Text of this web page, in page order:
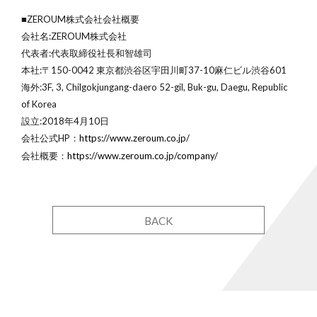
■ZEROUM株式会社会社概要
会社名:ZEROUM株式会社
代表者:代表取締役社⻑和智雄司
本社:〒150-0042 東京都渋谷区宇田川町37-10麻仁ビル渋谷601
海外:3F, 3, Chilgokjungang-daero 52-gil, Buk-gu, Daegu, Republic
of Korea
設立:2018年4月10日
会社公式HP： https://www.zeroum.co.jp/
会社概要： https://www.zeroum.co.jp/company/
BACK